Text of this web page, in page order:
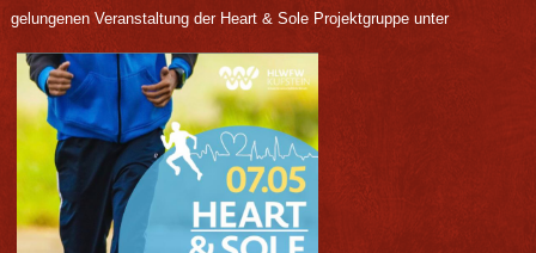
gelungenen Veranstaltung der Heart & Sole Projektgruppe unter